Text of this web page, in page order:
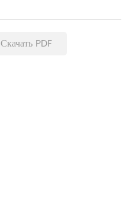
Скачать PDF